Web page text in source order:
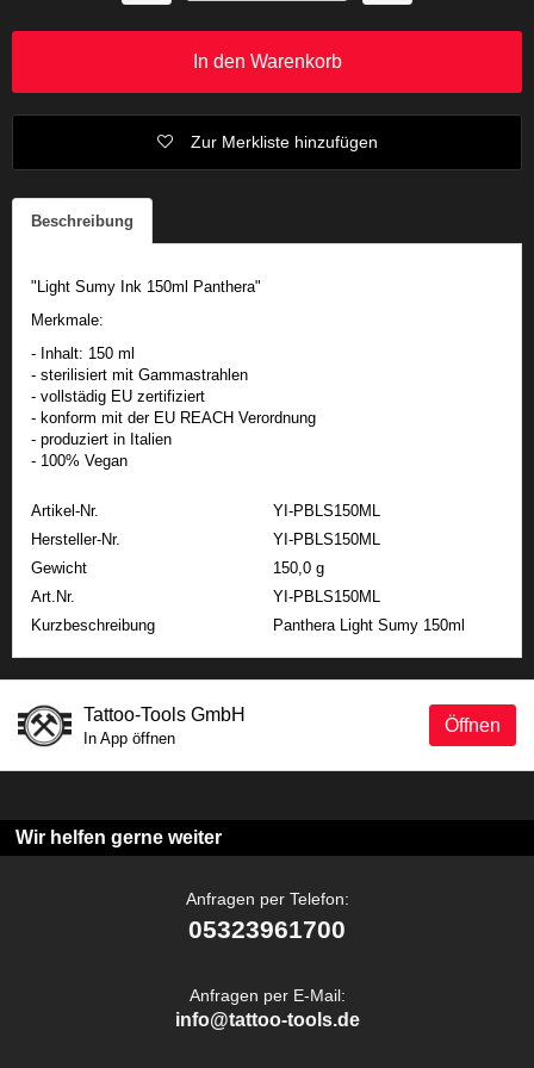
In den Warenkorb
Zur Merkliste hinzufügen
Beschreibung
"Light Sumy Ink 150ml Panthera"
Merkmale:
- Inhalt: 150 ml
- sterilisiert mit Gammastrahlen
- vollstädig EU zertifiziert
- konform mit der EU REACH Verordnung
- produziert in Italien
- 100% Vegan
Artikel-Nr.
YI-PBLS150ML
Hersteller-Nr.
YI-PBLS150ML
Gewicht
150,0 g
Art.Nr.
YI-PBLS150ML
Kurzbeschreibung
Panthera Light Sumy 150ml
Öffnen
Tattoo-Tools GmbH
In App öffnen
Wir helfen gerne weiter
Anfragen per Telefon:
05323961700
Anfragen per E-Mail:
info@tattoo-tools.de